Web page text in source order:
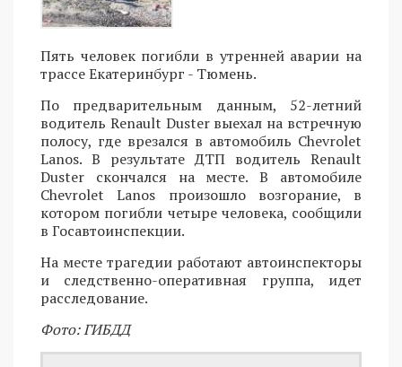
Пять человек погибли в утренней аварии на
трассе Екатеринбург - Тюмень.
По предварительным данным, 52-летний
водитель Renault Duster выехал на встречную
полосу, где врезался в автомобиль Chevrolet
Lanos. В результате ДТП водитель Renault
Duster скончался на месте. В автомобиле
Chevrolet Lanos произошло возгорание, в
котором погибли четыре человека, сообщили
в Госавтоинспекции.
На месте трагедии работают автоинспекторы
и следственно-оперативная группа, идет
расследование.
Фото: ГИБДД